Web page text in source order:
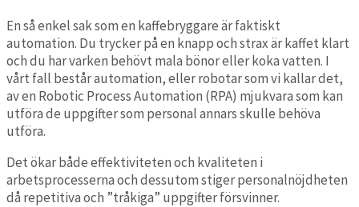
En så enkel sak som en kaffebryggare är faktiskt
automation. Du trycker på en knapp och strax är kaffet klart
och du har varken behövt mala bönor eller koka vatten. I
vårt fall består automation, eller robotar som vi kallar det,
av en Robotic Process Automation (RPA) mjukvara som kan
utföra de uppgifter som personal annars skulle behöva
utföra.
Det ökar både effektiviteten och kvaliteten i
arbetsprocesserna och dessutom stiger personalnöjdheten
då repetitiva och ”tråkiga” uppgifter försvinner.